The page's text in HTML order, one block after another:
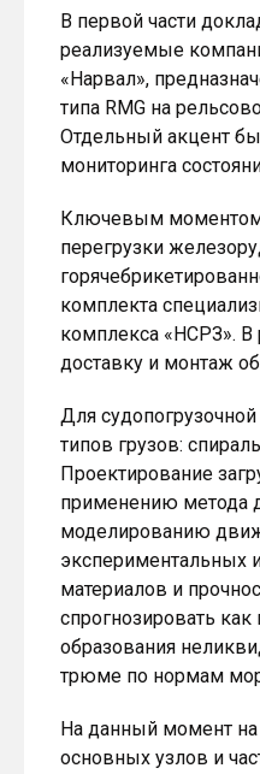
В первой части
реализуемые
«Нарвал»,
типа RMG на
Отдельный акцент
мониторинга
Ключевым моментом
перегрузки
комплекта
комплекса «НСРЗ». В
доставку и монтаж
Для
типов грузов:
Проектирование
применению метода
моделированию
экспериментальных
материалов и
спрогнозировать
образования
трюме по нормам
На данный момент
основных узлов и